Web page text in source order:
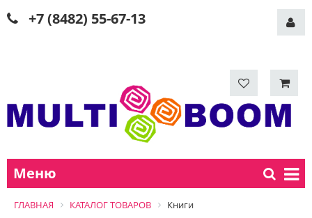
+7 (8482) 55-67-13
Меню
ГЛАВНАЯ КАТАЛОГ ТОВАРОВ Книги